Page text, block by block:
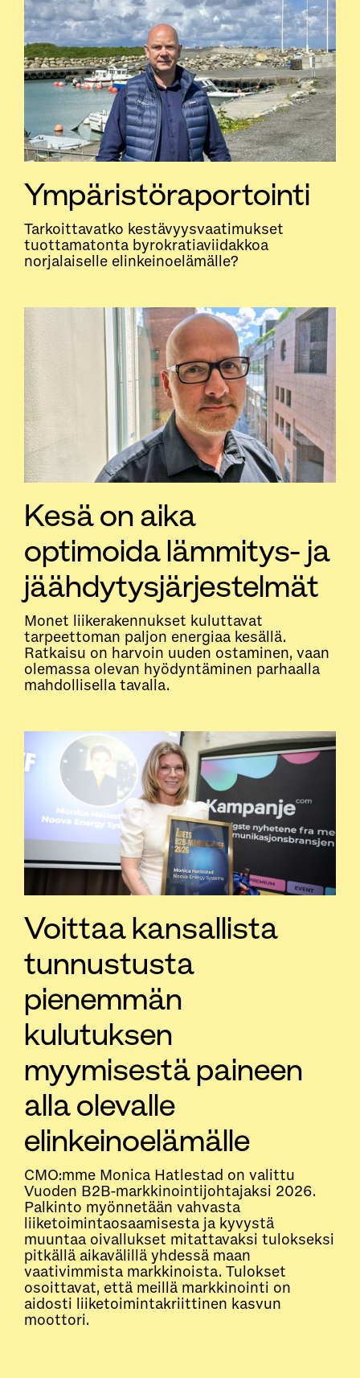
Ympäristöraportointi
Tarkoittavatko kestävyysvaatimukset
tuottamatonta byrokratiaviidakkoa
norjalaiselle elinkeinoelämälle?
Kesä on aika
optimoida lämmitys- ja
jäähdytysjärjestelmät
Monet liikerakennukset kuluttavat
tarpeettoman paljon energiaa kesällä.
Ratkaisu on harvoin uuden ostaminen, vaan
olemassa olevan hyödyntäminen parhaalla
mahdollisella tavalla.
Voittaa kansallista
tunnustusta
pienemmän
kulutuksen
myymisestä paineen
alla olevalle
elinkeinoelämälle
CMO:mme Monica Hatlestad on valittu
Vuoden B2B-markkinointijohtajaksi 2026.
Palkinto myönnetään vahvasta
liiketoimintaosaamisesta ja kyvystä
muuntaa oivallukset mitattavaksi tulokseksi
pitkällä aikavälillä yhdessä maan
vaativimmista markkinoista. Tulokset
osoittavat, että meillä markkinointi on
aidosti liiketoimintakriittinen kasvun
moottori.